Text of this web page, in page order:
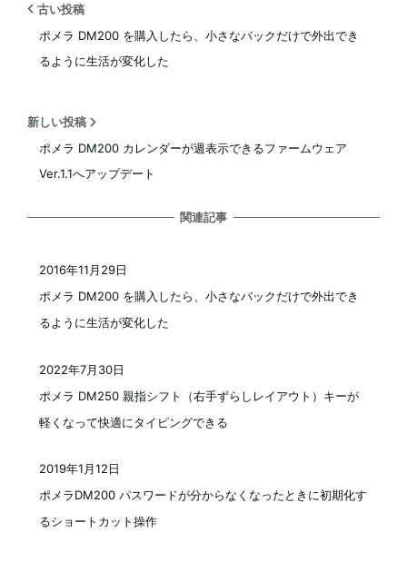
古い投稿
ポメラ DM200 を購入したら、小さなバックだけで外出でき
るように生活が変化した
新しい投稿
ポメラ DM200 カレンダーが週表示できるファームウェア
Ver.1.1へアップデート
関連記事
ポメラ DM200 を購入したら、小さなバックだけで外出でき
るように生活が変化した
2016年11月29日
ポメラ DM250 親指シフト（右手ずらしレイアウト）キーが
軽くなって快適にタイピングできる
2022年7月30日
ポメラDM200 パスワードが分からなくなったときに初期化す
るショートカット操作
2019年1月12日